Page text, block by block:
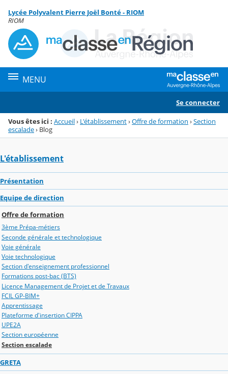
Menu de la rubrique
Contenu
Lycée Polyvalent Pierre Joël Bonté - RIOM
RIOM
MENU
Se connecter
Vous êtes ici : Accueil› L'établissement›Offre de formation ›Section
escalade› Blog
L'établissement
Présentation
Equipe de direction
Offre de formation
3ème Prépa-métiers
Seconde générale et technologique
Voie générale
Voie technologique
Section d'enseignement professionnel
Formations post-bac (BTS)
Licence Management de Projet et de Travaux
FCIL GP-BIM+
Apprentissage
Plateforme d'insertion CIPPA
UPE2A
Section européenne
Section escalade
GRETA